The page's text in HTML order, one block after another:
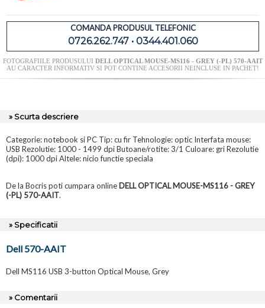
COMANDA PRODUSUL TELEFONIC
0726.262.747 • 0344.401.060
FOTOGRAFIILE PRODUSULUI DELL OPTICAL MOUSE-MS116 - GREY (-PL) 570-AAIT
AU CARACTER INFORMATIV SI POT CONTINE ACCESORII NEINCLUSE IN PACHET!
» Scurta descriere
Categorie: notebook si PC Tip: cu fir Tehnologie: optic Interfata mouse:
USB Rezolutie: 1000 - 1499 dpi Butoane/rotite: 3/1 Culoare: gri Rezolutie
(dpi): 1000 dpi Altele: nicio functie speciala
De la Bocris poti cumpara online DELL OPTICAL MOUSE-MS116 - GREY
(-PL) 570-AAIT.
» Specificatii
Dell 570-AAIT
Dell MS116 USB 3-button Optical Mouse, Grey
» Comentarii